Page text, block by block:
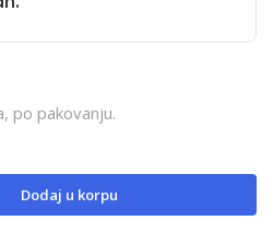
po pakovanju.
Dodaj u korpu